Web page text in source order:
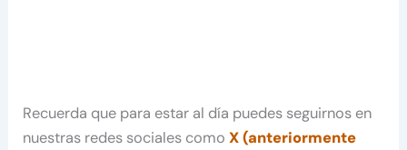
Recuerda que para estar al día puedes seguirnos en
nuestras redes sociales comoX (anteriormente